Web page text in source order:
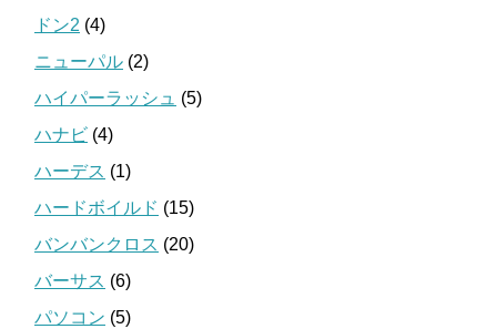
ドン2 (4)
ニューパル (2)
ハイパーラッシュ (5)
ハナビ (4)
ハーデス (1)
ハードボイルド (15)
バンバンクロス (20)
バーサス (6)
パソコン (5)